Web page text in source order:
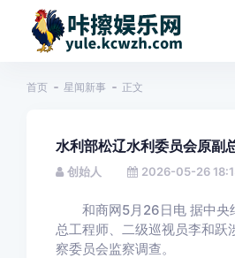
首页 星闻新事 正文
水利部松辽水利委员会原副
创始人 2026-05-26
和商网5月26日电 据中央纪
总工程师、二级巡视员李和跃
察委员会监察调查。